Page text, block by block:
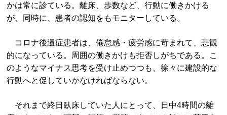
かは常に診ている。離床、歩数など、行動に働きかける
が、同時に、患者の認知をもモニターしている。
コロナ後遺症患者は、倦怠感・疲労感に苛まれて、悲観
的になっている。周囲の働きかけも拒否しがちである。こ
のようなマイナス思考を受け止めつつも、徐々に建設的な
行動へと促していかなければならない。
それまで終日臥床していた人にとって、日中4時間の離